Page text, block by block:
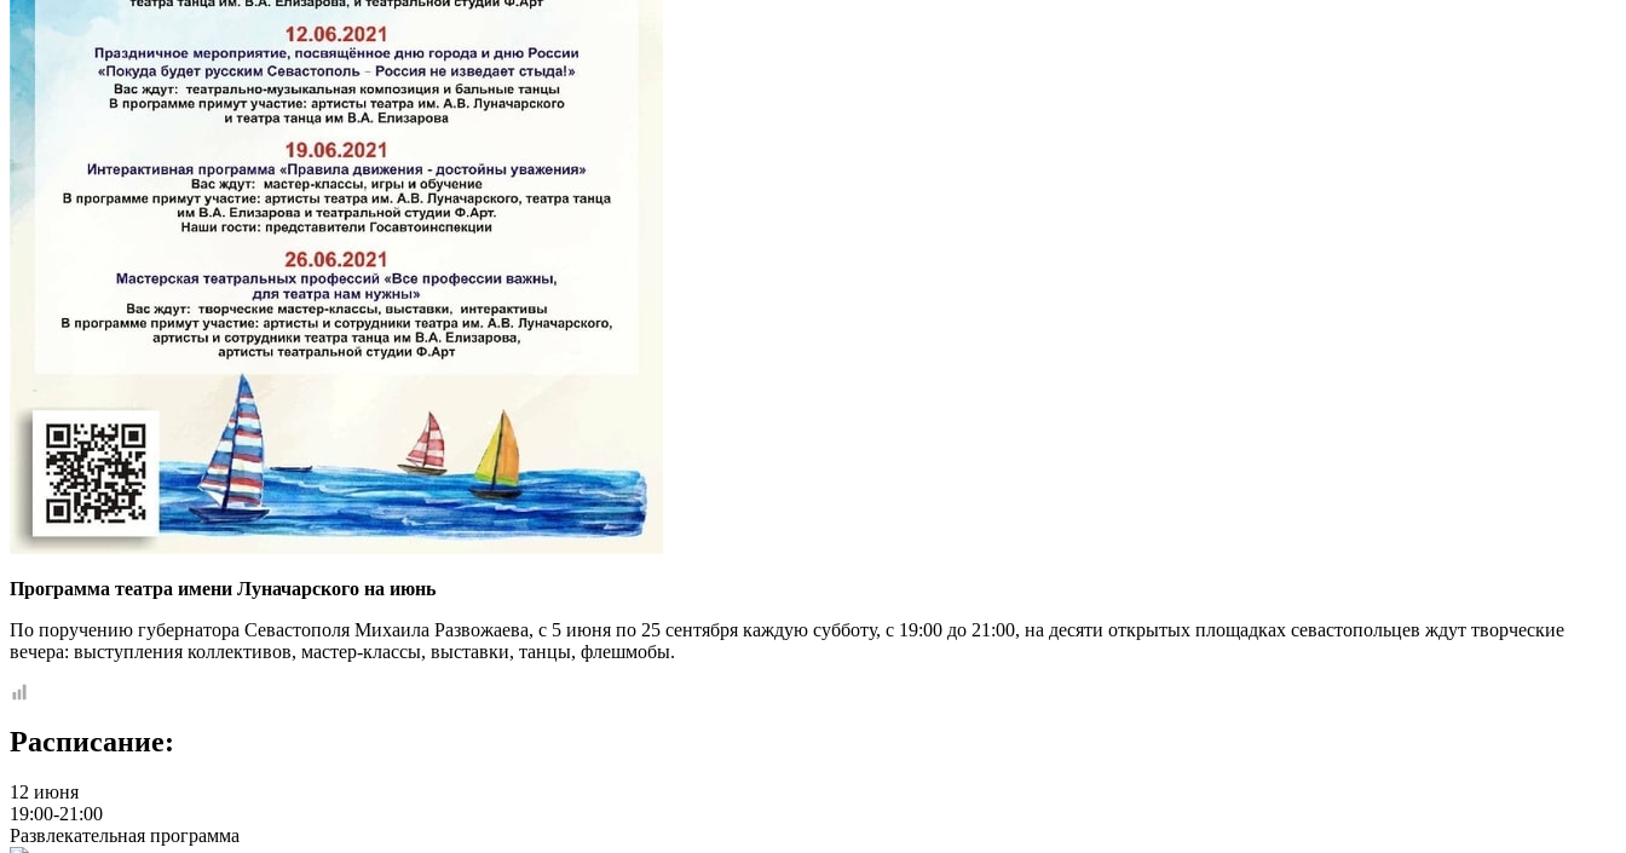
Программа театра имени Луначарского на июнь
По поручению губернатора Севастополя Михаила Развожаева, с 5 июня по 25 сентября каждую субботу, с 19:00 до 21:00, на десяти открытых площадках севастопольцев ждут творческие
вечера: выступления коллективов, мастер-классы, выставки, танцы, флешмобы.
Расписание:
12 июня
19:00-21:00
Развлекательная программа